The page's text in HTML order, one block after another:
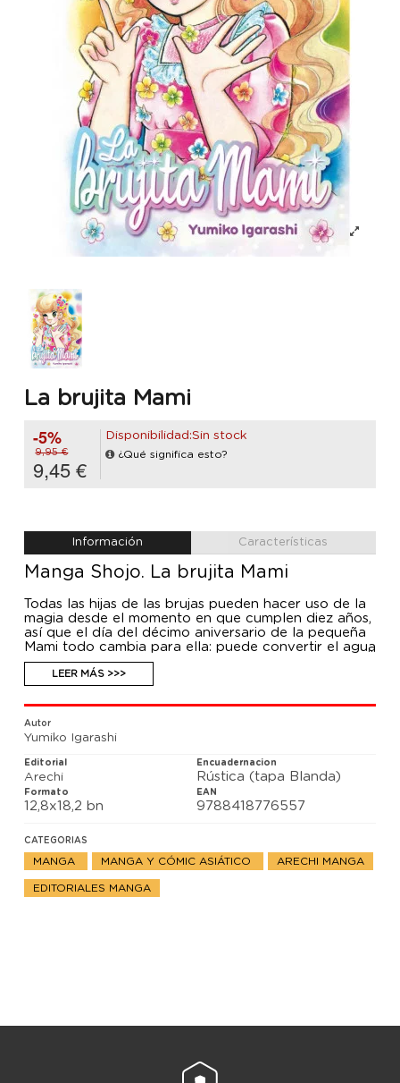
La brujita Mami
-5%
9,95 €
9,45 €
Disponibilidad:Sin stock
¿Qué significa esto?
Información Características
Manga Shojo. La brujita Mami
Todas las hijas de las brujas pueden hacer uso de la
magia desde el momento en que cumplen diez años,
así que el día del décimo aniversario de la pequeña
Mami todo cambia para ella: puede convertir el agua
en hielo, recordar todo lo que lee y cambiar de ropa
a voluntad. Pero ¿logrará dominar sus poderes?
¿Podrá ganarse el respeto del resto de brujitas?
Yumiko Igarashi, la dibujante de Candy Candy y
Josefina, la emperatriz de las rosas, nos ofrece una
historia infantil llena de magia, poderes, amistad... y
mapaches!
LEER MÁS >>>
Autor
Yumiko Igarashi
Editorial
Arechi
Encuadernacion
Rústica (tapa Blanda)
Formato
12,8x18,2 bn
EAN
9788418776557
CATEGORIAS
MANGA MANGA Y CÓMIC ASIÁTICO ARECHI MANGA
EDITORIALES MANGA